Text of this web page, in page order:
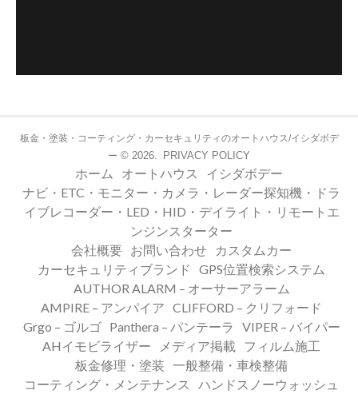
板金・塗装・コーティング・カーセキュリティのオートハウス/イシダボデ
ー © 2026. PRIVACY POLICY
ホーム オートハウス
イシダボデー
ナビ・ETC・モニター・カメラ・レーダー探知機・ドラ
イブレコーダー・LED・HID・デイライト・リモートエ
ンジンスターター
会社概要 お問い合わせ
カスタムカー
カーセキュリティブランド
GPS位置検索システム
AUTHOR ALARM – オーサーアラーム
AMPIRE – アンパイア CLIFFORD – クリフォード
Grgo – ゴルゴ
Panthera – パンテーラ
VIPER – バイパー
AHイモビライザー
メディア掲載
フィルム施工
板金修理・塗装 一般整備・車検整備
コーティング・メンテナンス
ハンドスノーウォッシュ